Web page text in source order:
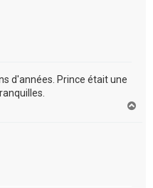
d'années. Prince était une